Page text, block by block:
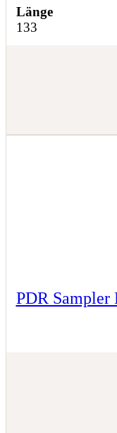
Länge
133
PDR Sampler